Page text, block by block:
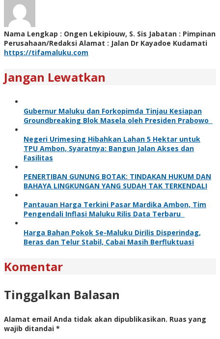
Nama Lengkap : Ongen Lekipiouw, S. Sis Jabatan : Pimpinan
Perusahaan/Redaksi Alamat : Jalan Dr Kayadoe Kudamati
https://tifamaluku.com
Jangan Lewatkan
Gubernur Maluku dan Forkopimda Tinjau Kesiapan
Groundbreaking Blok Masela oleh Presiden Prabowo
Negeri Urimesing Hibahkan Lahan 5 Hektar untuk
TPU Ambon, Syaratnya: Bangun Jalan Akses dan
Fasilitas
PENERTIBAN GUNUNG BOTAK: TINDAKAN HUKUM DAN
BAHAYA LINGKUNGAN YANG SUDAH TAK TERKENDALI
Pantauan Harga Terkini Pasar Mardika Ambon, Tim
Pengendali Inflasi Maluku Rilis Data Terbaru
Harga Bahan Pokok Se-Maluku Dirilis Disperindag,
Beras dan Telur Stabil, Cabai Masih Berfluktuasi
Komentar
Tinggalkan Balasan
Alamat email Anda tidak akan dipublikasikan. Ruas yang
wajib ditandai *